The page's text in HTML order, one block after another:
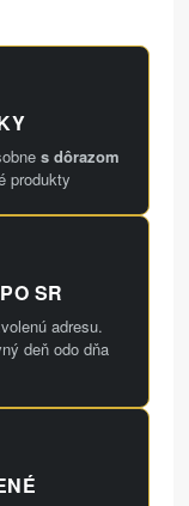
s dôrazom
produkty
SR
adresu.
deň odo dňa